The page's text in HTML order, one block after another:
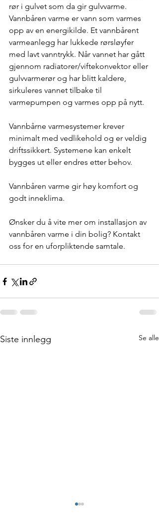
rør i gulvet som da gir gulvvarme.
Vannbåren varme er vann som varmes
opp av en energikilde. Et vannbårent
varmeanlegg har lukkede rørsløyfer
med lavt vanntrykk. Når vannet har gått
gjennom radiatorer/viftekonvektor eller
gulvvarmerør og har blitt kaldere,
sirkuleres vannet tilbake til
varmepumpen og varmes opp på nytt.
Vannbårne varmesystemer krever
minimalt med vedlikehold og er veldig
driftssikkert. Systemene kan enkelt
bygges ut eller endres etter behov.
Vannbåren varme gir høy komfort og
godt inneklima.
Ønsker du å vite mer om installasjon av
vannbåren varme i din bolig? Kontakt
oss for en uforpliktende samtale.
Siste innlegg Se alle